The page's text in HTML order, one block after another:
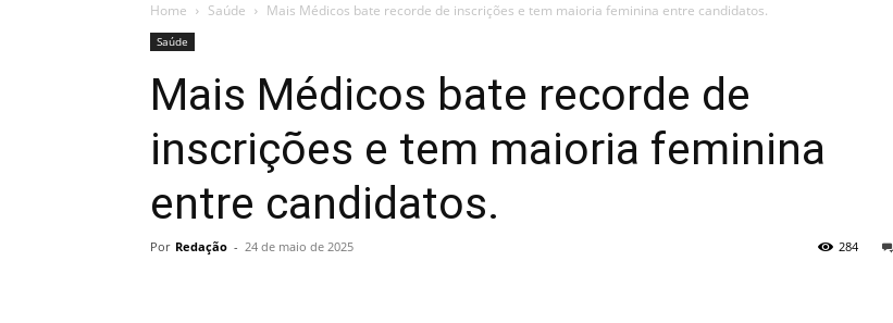
Home Saúde Mais Médicos bate recorde de inscrições e tem maioria feminina entre candidatos.
Saúde
Mais Médicos bate recorde de
inscrições e tem maioria feminina
entre candidatos.
Por Redação - 24 de maio de 2025 284